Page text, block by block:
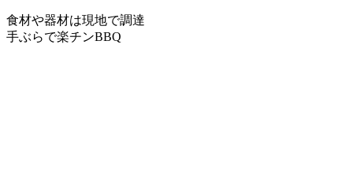
食材や器材は現地で調達
手ぶらで楽チンBBQ